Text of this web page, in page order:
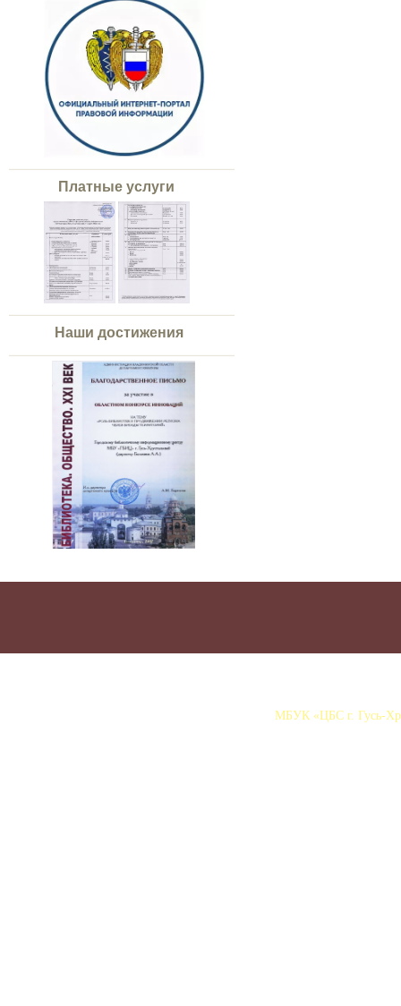
Платные услуги
Наши достижения
МБУК «ЦБС г. Гусь-